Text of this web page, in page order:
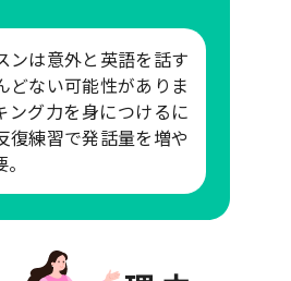
ンは意外と英語を話す
どない可能性がありま
ング力を身につけるに
復練習で発話量を増や